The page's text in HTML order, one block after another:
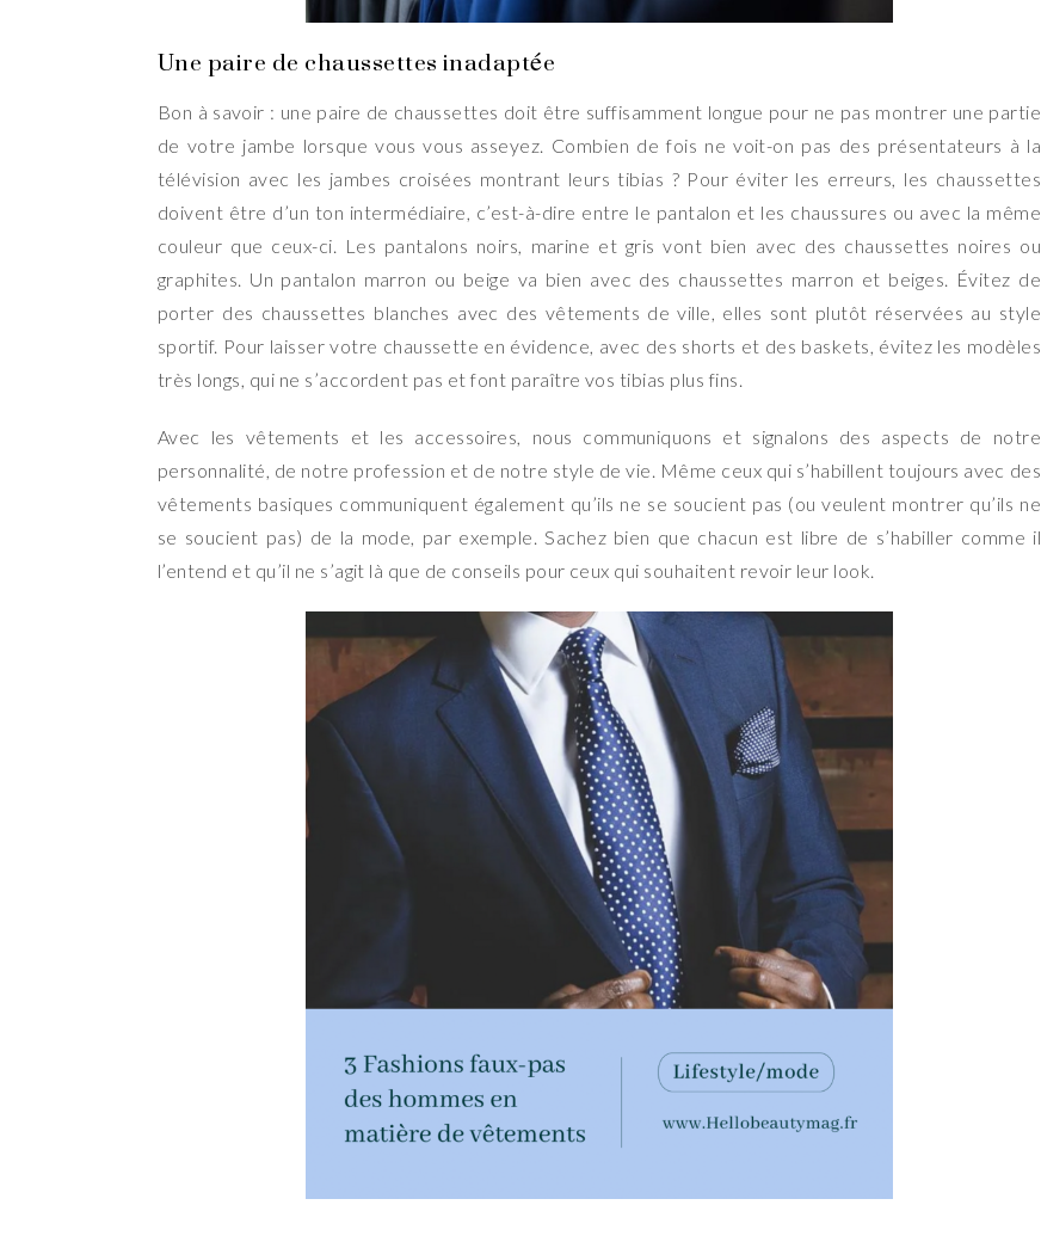
Une paire de chaussettes inadaptée
Bon à savoir : une paire de chaussettes doit être suffisamment longue pour ne pas montrer une partie
de votre jambe lorsque vous vous asseyez. Combien de fois ne voit-on pas des présentateurs à la
télévision avec les jambes croisées montrant leurs tibias ? Pour éviter les erreurs, les chaussettes
doivent être d’un ton intermédiaire, c’est-à-dire entre le pantalon et les chaussures ou avec la même
couleur que ceux-ci. Les pantalons noirs, marine et gris vont bien avec des chaussettes noires ou
graphites. Un pantalon marron ou beige va bien avec des chaussettes marron et beiges. Évitez de
porter des chaussettes blanches avec des vêtements de ville, elles sont plutôt réservées au style
sportif. Pour laisser votre chaussette en évidence, avec des shorts et des baskets, évitez les modèles
très longs, qui ne s’accordent pas et font paraître vos tibias plus fins.
Avec les vêtements et les accessoires, nous communiquons et signalons des aspects de notre
personnalité, de notre profession et de notre style de vie. Même ceux qui s’habillent toujours avec des
vêtements basiques communiquent également qu’ils ne se soucient pas (ou veulent montrer qu’ils ne
se soucient pas) de la mode, par exemple. Sachez bien que chacun est libre de s’habiller comme il
l’entend et qu’il ne s’agit là que de conseils pour ceux qui souhaitent revoir leur look.